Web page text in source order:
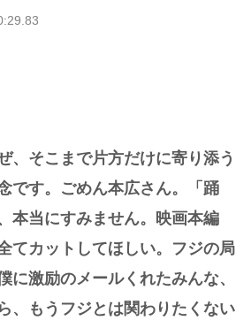
、そこまで片方だけに寄り添う
です。ごめん本広さん。「踊
本当にすみません。映画本編
てカットしてほしい。フジの局
に激励のメールくれたみんな、
、もうフジとは関わりたくない